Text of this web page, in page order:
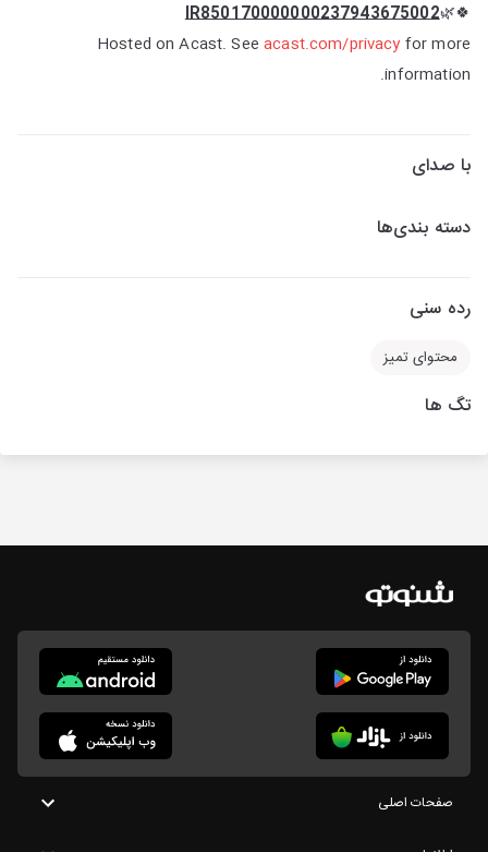
🍀🌿
IR850170000000237943675002
Hosted on Acast. Seeacast.com/privacy for more
information.
با صدای
دسته بندی‌ها
رده سنی
محتوای تمیز
تگ ها
صفحات اصلی